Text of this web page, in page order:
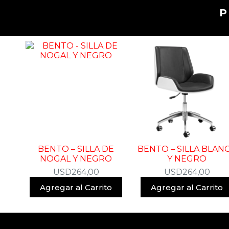
BENTO – SILLA DE
NOGAL Y NEGRO
USD264,00
Agregar al Carrito
BENTO – SILLA
Y NEGRO
USD264,00
Agregar al Carrito